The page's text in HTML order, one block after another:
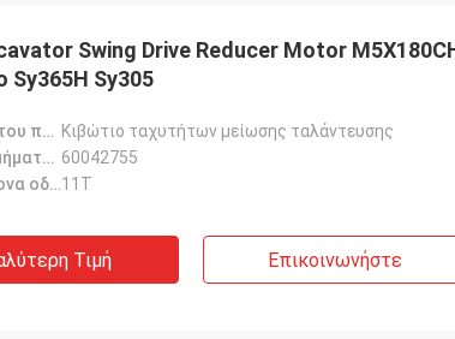
Swing Drive Reducer Motor
Sy365H Sy305
Ονομασία του προϊόντος:: Κιβώτιο ταχυτήτων μείωσης ταλάντευσης
Αριθμός τμήματος:: 60042755
Δόντια άξονα οδήγησης:11T
Τιμή Επικοινωνήστε